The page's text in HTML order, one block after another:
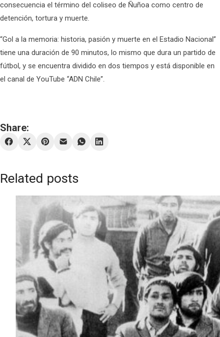
consecuencia el término del coliseo de Ñuñoa como centro de
detención, tortura y muerte.
“Gol a la memoria: historia, pasión y muerte en el Estadio Nacional”
tiene una duración de 90 minutos, lo mismo que dura un partido de
fútbol, y se encuentra dividido en dos tiempos y está disponible en
el canal de YouTube “ADN Chile”.
Share:
Related posts